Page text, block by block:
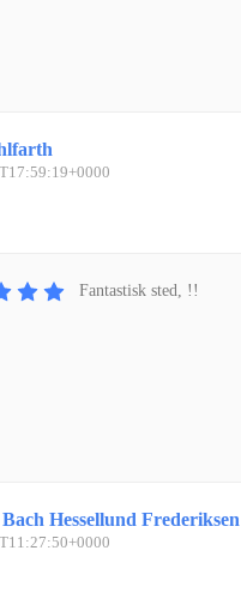
Fantastisk sted, !!
Hessellund Frederiksen